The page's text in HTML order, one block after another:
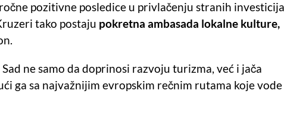
pozitivne posledice u privlačenju stranih
tako postaju pokretna ambasada lokalne kulture,
ne samo da doprinosi razvoju turizma, već i jača
ga sa najvažnijim evropskim rečnim rutama koje vode